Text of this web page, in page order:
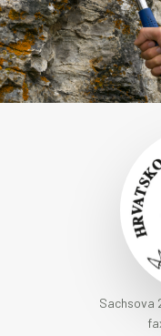
Sachsova